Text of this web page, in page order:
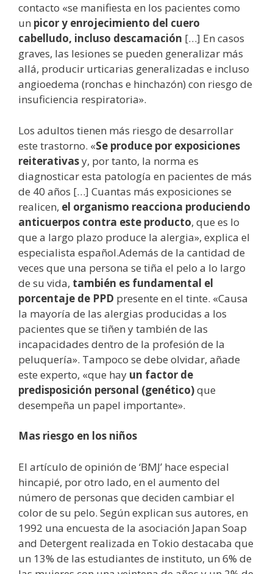
contacto «se manifiesta en los pacientes como
un picor y enrojecimiento del cuero
cabelludo, incluso descamación […] En casos
graves, las lesiones se pueden generalizar más
allá, producir urticarias generalizadas e incluso
angioedema (ronchas e hinchazón) con riesgo de
insuficiencia respiratoria».
Los adultos tienen más riesgo de desarrollar
este trastorno. «Se produce por exposiciones
reiterativasy, por tanto, la norma es
diagnosticar esta patología en pacientes de más
de 40 años […] Cuantas más exposiciones se
realicen, el organismo reacciona produciendo
anticuerpos contra este producto, que es lo
que a largo plazo produce la alergia», explica el
especialista español.Además de la cantidad de
veces que una persona se tiña el pelo a lo largo
de su vida, también es fundamental el
porcentaje de PPD presente en el tinte. «Causa
la mayoría de las alergias producidas a los
pacientes que se tiñen y también de las
incapacidades dentro de la profesión de la
peluquería». Tampoco se debe olvidar, añade
este experto, «que hay un factor de
predisposición personal (genético)que
desempeña un papel importante».
Mas riesgo en los niños
El artículo de opinión de ‘BMJ’ hace especial
hincapié, por otro lado, en el aumento del
número de personas que deciden cambiar el
color de su pelo. Según explican sus autores, en
1992 una encuesta de la asociación Japan Soap
and Detergent realizada en Tokio destacaba que
un 13% de las estudiantes de instituto, un 6% de